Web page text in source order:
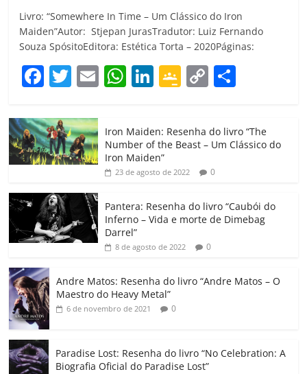
Livro: “Somewhere In Time – Um Clássico do Iron
Maiden”Autor: Stjepan JurasTradutor: Luiz Fernando
Souza SpósitoEditora: Estética Torta – 2020Páginas:
F
c
e
b
o
o
k
T
itt
er
E W
at
s
A
p
Li
e
dI
G
gl
e
Cl
a
ss
ro
o
C
p
y
Li
k
m
p
h
ar
Iron Maiden: Resenha do livro “The
Number of the Beast – Um Clássico do
Iron Maiden”
23 de agosto de 2022 0
Pantera: Resenha do livro “Caubói do
Inferno – Vida e morte de Dimebag
Darrel”
8 de agosto de 2022 0
Andre Matos: Resenha do livro “Andre Matos – O
Maestro do Heavy Metal”
6 de novembro de 2021 0
Paradise Lost: Resenha do livro “No Celebration: A
Biografia Oficial do Paradise Lost”